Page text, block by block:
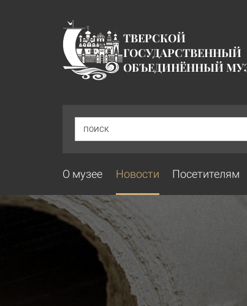
ТВЕРСКОЙ
ГОСУДАРСТВЕННЫЙ
ОБЪЕДИНЁННЫЙ
ПОИСК
О музее Новости Посетителям